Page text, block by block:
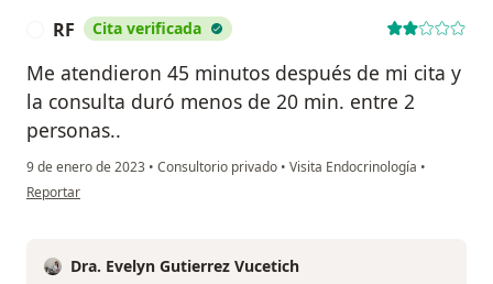
RF Cita verificada
Me atendieron 45 minutos después de mi cita y
la consulta duró menos de 20 min. entre 2
personas..
9 de enero de 2023 • Consultorio privado • Visita Endocrinología •
en opinión del usuario RF
Reportar
Dra. Evelyn Gutierrez Vucetich